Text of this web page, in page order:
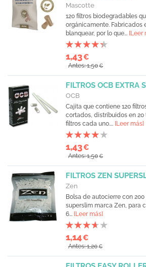
Mascotte
120 filtros biodegradables
orgánicamente. Fabricados
blanquear, por lo que... [Leer
1,43€
Antes: 1,50€
FILTROS OCB EXTRA
OCB
Cajita que contiene 120
cortados, distribuidos en
filtros cada uno.... [Leer más]
1,43€
Antes: 1,50€
FILTROS ZEN
Zen
Bolsa de autocierre con
superslim marca Zen, para
6... [Leer más]
1,14€
Antes: 1,20€